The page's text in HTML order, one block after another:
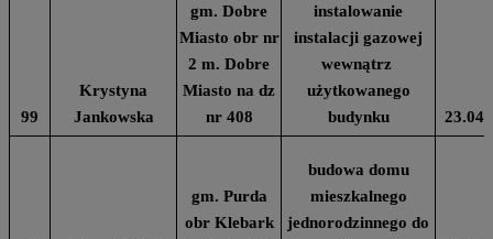
99
Krystyna
Jankowska
gm. Dobre
Miasto obr nr
2 m. Dobre
Miasto na dz
nr 408
instalowanie
instalacji gazowej
wewnątrz
użytkowanego
budynku
gm. Purda
obr Klebark
budowa domu
mieszkalnego
jednorodzinnego do